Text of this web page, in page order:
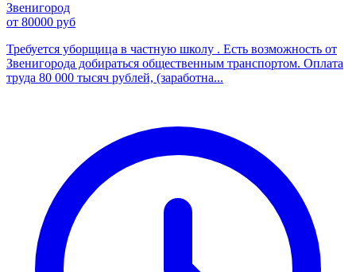
Звенигород
от 80000 руб
Требуется уборщица в частную школу . Есть возможность от
Звенигорода добираться общественным транспортом. Оплата
труда 80 000 тысяч рублей, (заработна...